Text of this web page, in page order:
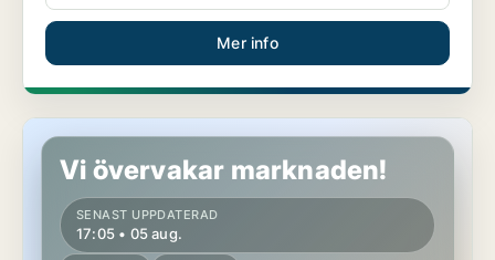
Mer info
Lägenhet i Hallstahammar
Vi övervakar marknaden!
SENAST UPPDATERAD
17:05 • 05 aug.